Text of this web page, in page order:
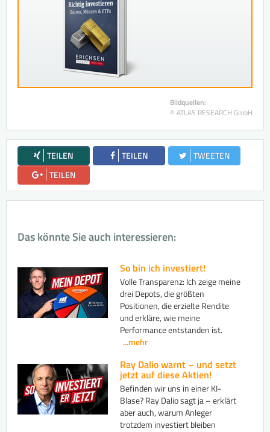
Bildquellen:
© ATLAS RESEARCH GmbH
TEILEN TEILEN
TWEETEN
TEILEN
Das könnte Sie auch interessieren:
So bin ich investiert!
Volle Transparenz: Ich zeige meine
drei Depots, die größten
Positionen, die erzielte Rendite
und erkläre, wie meine
Performance entstanden ist.
...mehr
Ray Dalio warnt – und setzt
jetzt auf diese Aktien!
Befinden wir uns in einer KI-
Blase? Ray Dalio sagt ja – erklärt
aber auch, warum Anleger
trotzdem investiert bleiben